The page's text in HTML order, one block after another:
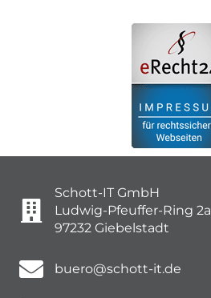
Schott-IT GmbH
Ludwig-Pfeuffer-Ring 2a
97232 Giebelstadt
buero@schott-it.de